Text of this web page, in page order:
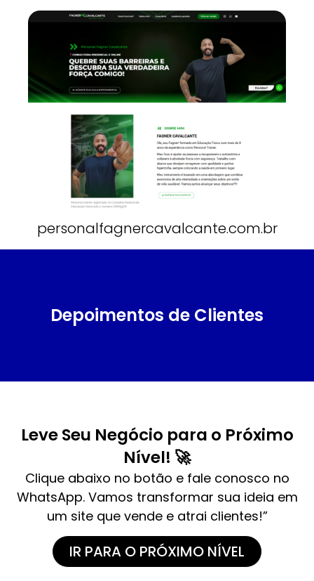
personalfagnercavalcante.com.br
Depoimentos de Clientes
Leve Seu Negócio para o Próximo
Nível! 🚀
Clique abaixo no botão e fale conosco no
WhatsApp. Vamos transformar sua ideia em
um site que vende e atrai clientes!”
IR PARA O PRÓXIMO NÍVEL